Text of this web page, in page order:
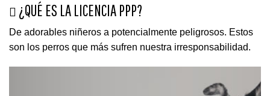
¿QUÉ ES LA LICENCIA PPP?
De adorables niñeros a potencialmente peligrosos. Estos
son los perros que más sufren nuestra irresponsabilidad.